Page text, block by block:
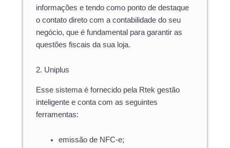
informações e tendo como ponto de destaque
o contato direto com a contabilidade do seu
negócio, que é fundamental para garantir as
questões fiscais da sua loja.
2. Uniplus
Esse sistema é fornecido pela Rtek gestão
inteligente e conta com as seguintes
ferramentas:
emissão de NFC-e;